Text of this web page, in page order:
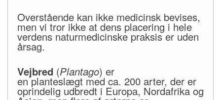
Overstående kan ikke medicinsk bevises,
men vi tror ikke at dens placering i hele
verdens naturmedicinske praksis er uden
årsag.
Vejbred (Plantago) er
en planteslægt med ca. 200 arter, der er
oprindelig udbredt i Europa, Nordafrika og